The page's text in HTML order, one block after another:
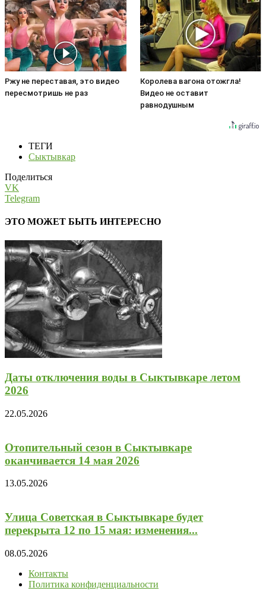
Ржу не переставая, это видео
пересмотришь не раз
Королева вагона отожгла!
Видео не оставит
равнодушным
ТЕГИ
Сыктывкар
Поделиться
VK
Telegram
ЭТО МОЖЕТ БЫТЬ ИНТЕРЕСНО
Даты отключения воды в Сыктывкаре летом
2026
22.05.2026
Отопительный сезон в Сыктывкаре
оканчивается 14 мая 2026
13.05.2026
Улица Советская в Сыктывкаре будет
перекрыта 12 по 15 мая: изменения...
08.05.2026
Контакты
Политика конфиденциальности